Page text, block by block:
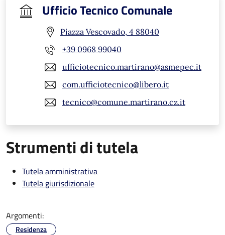
Ufficio Tecnico Comunale
Piazza Vescovado, 4 88040
+39 0968 99040
ufficiotecnico.martirano@asmepec.it
com.ufficiotecnico@libero.it
tecnico@comune.martirano.cz.it
Strumenti di tutela
Tutela amministrativa
Tutela giurisdizionale
Argomenti:
Residenza